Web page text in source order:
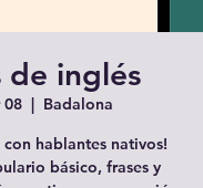
de inglés
08
  |
Badalona
con hablantes nativos!
básico, frases y